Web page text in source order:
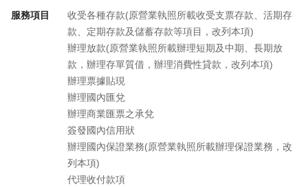
服務項目
收受各種存款(原營業執照所載收受支票存款、活期存
款、定期存款及儲蓄存款等項目，改列本項)
辦理放款(原營業執照所載辦理短期及中期、長期放
款，辦理存單質借，辦理消費性貸款，改列本項)
辦理票據貼現
辦理國內匯兌
辦理商業匯票之承兌
簽發國內信用狀
辦理國內保證業務(原營業執照所載辦理保證業務，改
列本項)
代理收付款項